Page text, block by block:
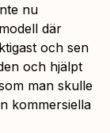
nu
där
och sen
och hjälpt
man skulle
kommersiella